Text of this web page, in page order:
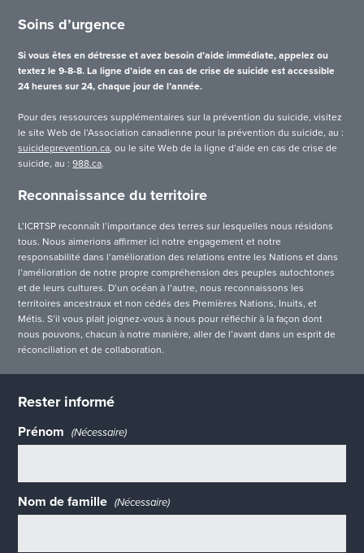
Soins d’urgence
Si vous êtes en détresse et avez besoin d’aide immédiate, appelez ou
textez le 9-8-8. La ligne d’aide en cas de crise de suicide est accessible
24 heures sur 24, chaque jour de l’année.
Pour des ressources supplémentaires sur la prévention du suicide, visitez
le site Web de l’Association canadienne pour la prévention du suicide, au :
suicideprevention.ca, ou le site Web de la ligne d’aide en cas de crise de
suicide, au :988.ca.
Reconnaissance du territoire
L’ICRTSP reconnaît l’importance des terres sur lesquelles nous résidons
tous. Nous aimerions affirmer ici notre engagement et notre
responsabilité dans l’amélioration des relations entre les Nations et dans
l’amélioration de notre propre compréhension des peuples autochtones
et de leurs cultures. D’un océan à l’autre, nous reconnaissons les
territoires ancestraux et non cédés des Premières Nations, Inuits, et
Métis. S’il vous plait joignez-vous à nous pour réfléchir à la façon dont
nous pouvons, chacun à notre manière, aller de l’avant dans un esprit de
réconciliation et de collaboration.
Rester informé
Prénom (Nécessaire)
Nom de famille (Nécessaire)